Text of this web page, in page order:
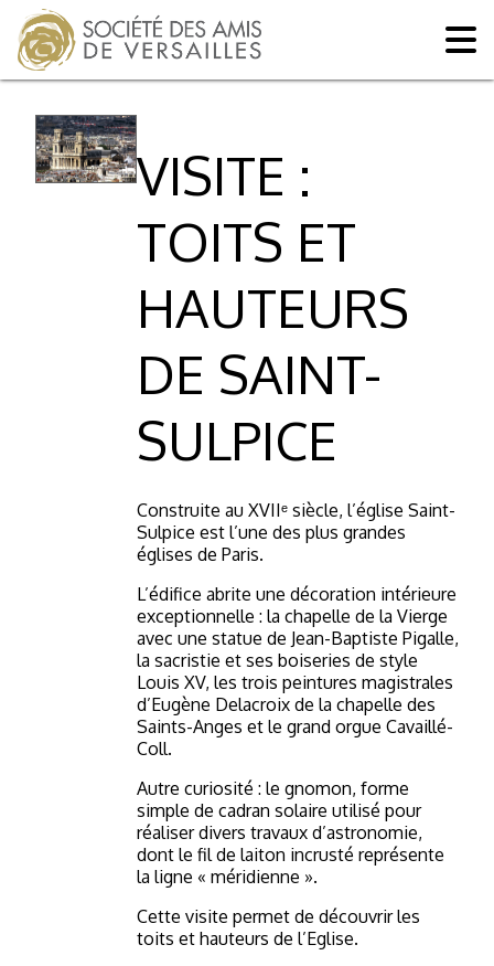
VISITE :
TOITS ET
HAUTEURS
DE SAINT-
SULPICE
Construite au XVIIᵉ siècle, l’église Saint-
Sulpice est l’une des plus grandes
églises de Paris.
L’édifice abrite une décoration intérieure
exceptionnelle : la chapelle de la Vierge
avec une statue de Jean-Baptiste Pigalle,
la sacristie et ses boiseries de style
Louis XV, les trois peintures magistrales
d’Eugène Delacroix de la chapelle des
Saints-Anges et le grand orgue Cavaillé-
Coll.
Autre curiosité : le gnomon, forme
simple de cadran solaire utilisé pour
réaliser divers travaux d’astronomie,
dont le fil de laiton incrusté représente
la ligne « méridienne ».
Cette visite permet de découvrir les
toits et hauteurs de l’Eglise.